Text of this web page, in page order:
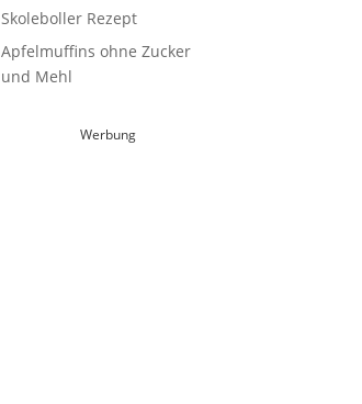
Skoleboller Rezept
Apfelmuffins ohne Zucker
und Mehl
Werbung